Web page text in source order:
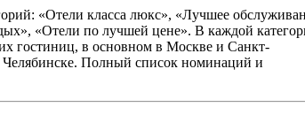
«Отели класса люкс», «Лучшее
«Отели по лучшей цене». В каждой
гостиниц, в основном в Москве и Санкт-
Полный список номинаций и